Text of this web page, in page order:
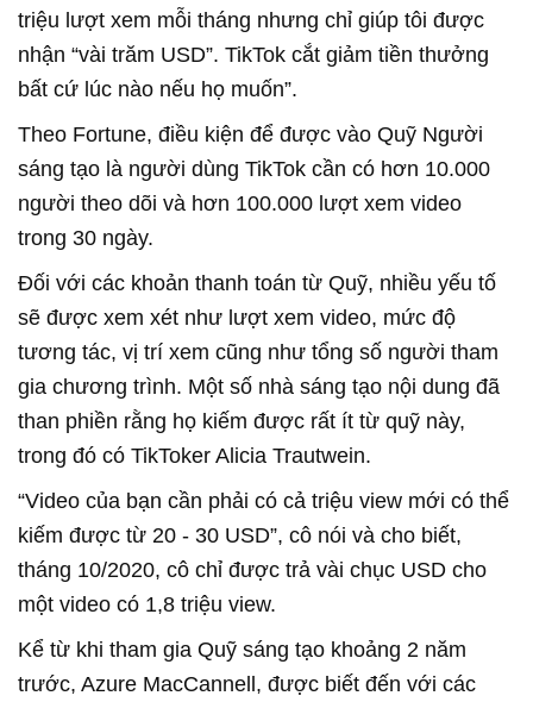
triệu lượt xem mỗi tháng nhưng chỉ giúp tôi được
nhận “vài trăm USD”. TikTok cắt giảm tiền thưởng
bất cứ lúc nào nếu họ muốn”.
Theo Fortune, điều kiện để được vào Quỹ Người
sáng tạo là người dùng TikTok cần có hơn 10.000
người theo dõi và hơn 100.000 lượt xem video
trong 30 ngày.
Đối với các khoản thanh toán từ Quỹ, nhiều yếu tố
sẽ được xem xét như lượt xem video, mức độ
tương tác, vị trí xem cũng như tổng số người tham
gia chương trình. Một số nhà sáng tạo nội dung đã
than phiền rằng họ kiếm được rất ít từ quỹ này,
trong đó có TikToker Alicia Trautwein.
“Video của bạn cần phải có cả triệu view mới có thể
kiếm được từ 20 - 30 USD”, cô nói và cho biết,
tháng 10/2020, cô chỉ được trả vài chục USD cho
một video có 1,8 triệu view.
Kể từ khi tham gia Quỹ sáng tạo khoảng 2 năm
trước, Azure MacCannell, được biết đến với các